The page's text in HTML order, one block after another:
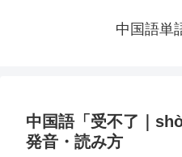
中国語単
中国語「受不了｜
発音・読み方